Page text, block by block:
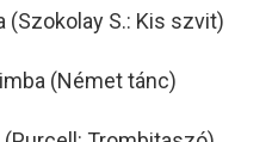
(Szokolay S.: Kis szvit)
(Német tánc)